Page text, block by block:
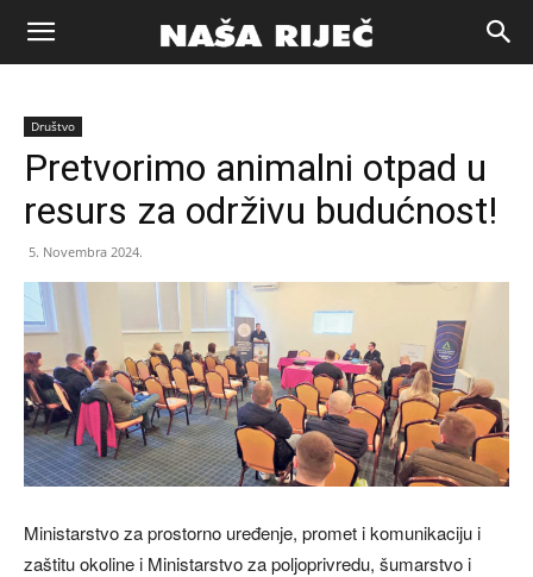
Naša
riječ
Društvo
Pretvorimo animalni otpad u
resurs za održivu budućnost!
5. Novembra 2024.
Ministarstvo za prostorno uređenje, promet i komunikaciju i
zaštitu okoline i Ministarstvo za poljoprivredu, šumarstvo i